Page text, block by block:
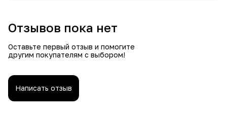
Отзывов пока нет
Оставьте первый отзыв и помогите
другим покупателям с выбором!
Написать отзыв